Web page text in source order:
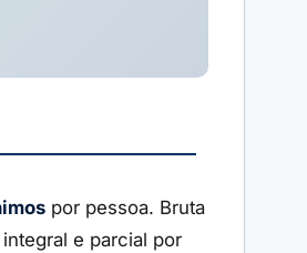
por pessoa. Bruta
e parcial por